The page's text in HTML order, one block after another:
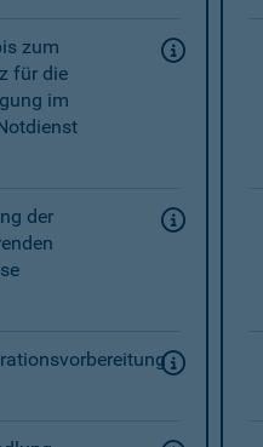
zum
für die
im
der